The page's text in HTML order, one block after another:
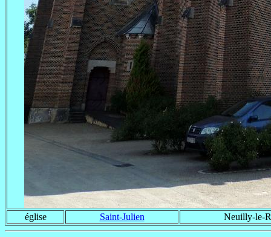
église Saint-Julien Neuilly-le-